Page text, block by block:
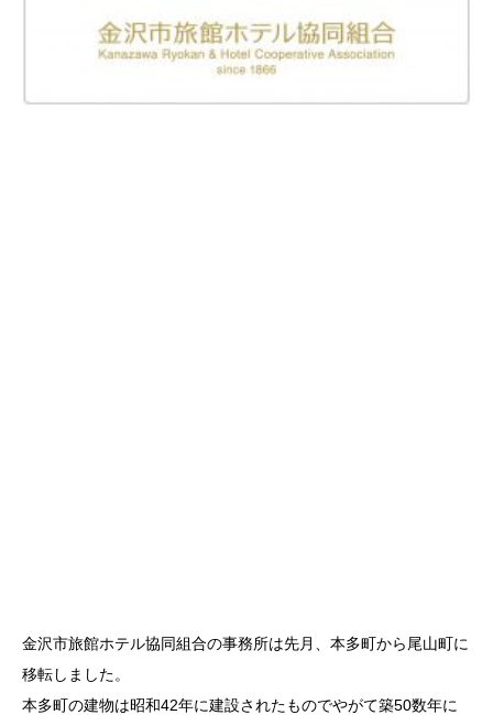
金沢市旅館ホテル協同組合の事務所は先月、本多町から尾山町に
移転しました。
本多町の建物は昭和42年に建設されたものでやがて築50数年に